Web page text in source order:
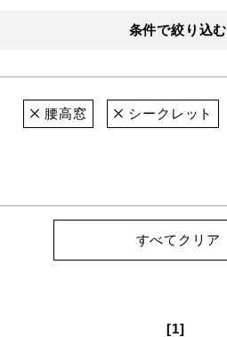
条件で絞り込む
腰高窓 シークレット
すべてクリア
[1]